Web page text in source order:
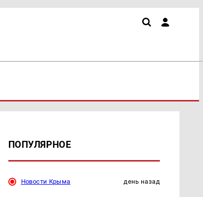
ПОПУЛЯРНОЕ
Новости Крыма день назад